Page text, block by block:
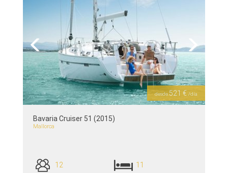
Previous Next
desde521 € /día
Bavaria Cruiser 51 (2015)
Mallorca
12 11